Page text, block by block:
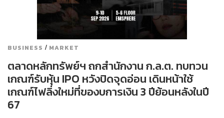
BUSINESS / MARKET
ตลาดหลักทรัพย์ฯ ถกสำนักงาน ก.ล.ต. ทบทวน
เกณฑ์รับหุ้น IPO หวังปิดจุดอ่อน เดินหน้าใช้
เกณฑ์ไฟลิ่งใหม่ที่ของบการเงิน 3 ปีย้อนหลังในปี
67